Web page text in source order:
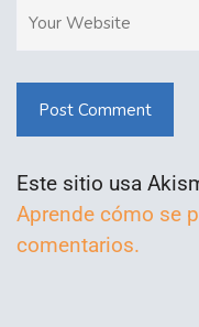
Post Comment
Este sitio usa
Aprende cómo se
comentarios.